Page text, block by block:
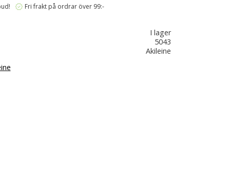
verified Fri frakt på ordrar över 99:-
I lager
5043
Akileine